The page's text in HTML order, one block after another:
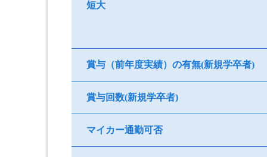
短大
賞与（前年度実績）の有無(新規学卒者)
賞与回数(新規学卒者)
マイカー通勤可否